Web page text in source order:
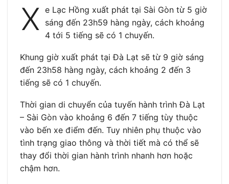
X e Lạc Hồng xuất phát tại Sài Gòn từ 5 giờ
sáng đến 23h59 hàng ngày, cách khoảng
4 tới 5 tiếng sẽ có 1 chuyến.
Khung giờ xuất phát tại Đà Lạt sẽ từ 9 giờ sáng
đến 23h58 hàng ngày, cách khoảng 2 đến 3
tiếng sẽ có 1 chuyến.
Thời gian di chuyển của tuyến hành trình Đà Lạt
– Sài Gòn vào khoảng 6 đến 7 tiếng tùy thuộc
vào bến xe điểm đến. Tuy nhiên phụ thuộc vào
tình trạng giao thông và thời tiết mà có thể sẽ
thay đổi thời gian hành trình nhanh hơn hoặc
chậm hơn.